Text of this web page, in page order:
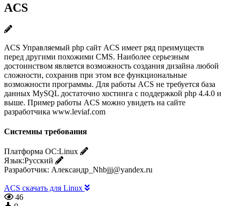
ACS
ACS Управляемый php сайт ACS имеет ряд преимуществ
перед другими похожими CMS. Наиболее серьезным
достоинством является возможность создания дизайна любой
сложности, сохранив при этом все функциональные
возможности программы. Для работы ACS не требуется база
данных MySQL достаточно хостинга с поддержкой php 4.4.0 и
выше. Пример работы ACS можно увидеть на сайте
разработчика www.leviaf.com
Системны требования
Платформа ОС:Linux
Язык:Русский
Разработчик: Александр_Nhbjjj@yandex.ru
ACS скачать для Linux
46